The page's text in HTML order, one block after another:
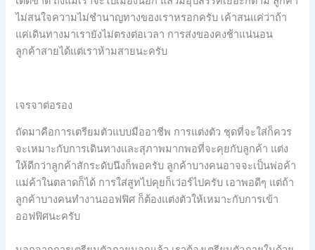
ไม่สนใจความไม่ชำนาญทางของเราหรอกครับ เค้าสนแค่ว่าถ้า
แค่เดินทางมาเรายังไม่ตรงต่อเวลา การส่งของคงช้าแน่นอน
ลูกค้าสายได้แต่เราห้ามสายนะครับ
เจรจาต่อรอง
ถัดมาคือการเตรียมตัวแบบมืออาชีพ การแต่งตัว ชุดที่จะใส่ก็ควร
จะเหมาะกับการเดินทางและสุภาพมากพอที่จะคุยกับลูกค้า แต่ง
ให้ดีกว่าลูกค้าสักระดับนึงก็พอครับ ลูกค้าบางคนอาจจะเป็นพ่อค้า
แม่ค้าในตลาดก็ได้ การใส่สูทไปคุยก็เว่อร์ไปครับ เอาพอดีๆ แต่ถ้า
ลูกค้าบางคนทำงานออฟฟิศ ก็ต้องแต่งตัวให้เหมาะกับการเข้า
ออฟฟิศนะครับ